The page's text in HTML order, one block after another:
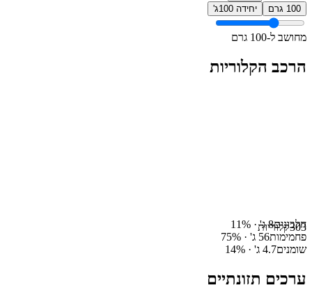
100 גרם יחידה 100ג'
מחושב ל-100 גרם
הרכב הקלוריות
303קלוריותחלבונים8ג' · 11%
פחמימות56 ג' · 75%
שומנים4.7 ג' · 14%
ערכים תזונתיים